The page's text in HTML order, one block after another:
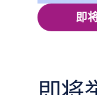
即